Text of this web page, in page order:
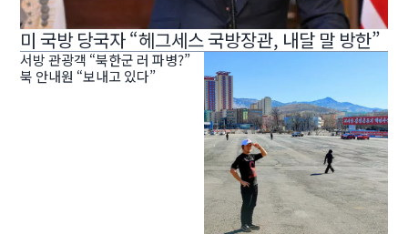
미 국방 당국자 “헤그세스 국방장관, 내달 말 방한”
서방 관광객 “북한군 러 파병?”
북 안내원 “보내고 있다”